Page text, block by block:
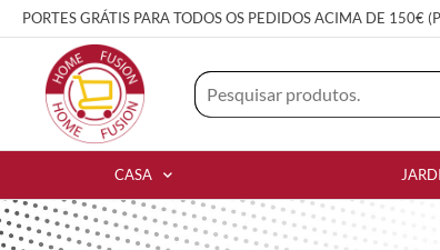
PORTES GRÁTIS PARA TODOS OS PEDIDOS ACIMA DE 150€
CASA